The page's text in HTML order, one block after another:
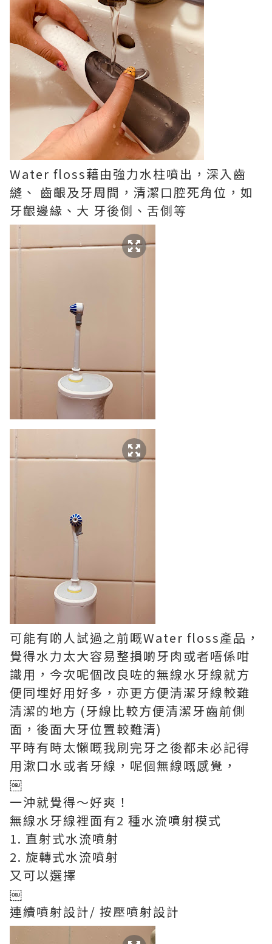
Water floss藉由強力水柱噴出，深入齒
縫、 齒齦及牙周間，清潔口腔死角位，如
牙齦邊緣、大 牙後側、舌側等
可能有啲人試過之前嘅Water floss產品，
覺得水力太大容易整損啲牙肉或者唔係咁
識用，今次呢個改良咗的無線水牙線就方
便同埋好用好多， 亦更方便清潔牙線較難
清潔的地方 (牙線比較方便清潔牙齒前側
面，後面大牙位置較難清)
平時有時太懶嘅我刷完牙之後都未必記得
用漱口水或者牙線，呢個無線嘅感覺，
￼
一沖就覺得～好爽！
無線水牙線裡面有2 種水流噴射模式
1. 直射式水流噴射
2. 旋轉式水流噴射
又可以選擇
￼
連續噴射設計/ 按壓噴射設計